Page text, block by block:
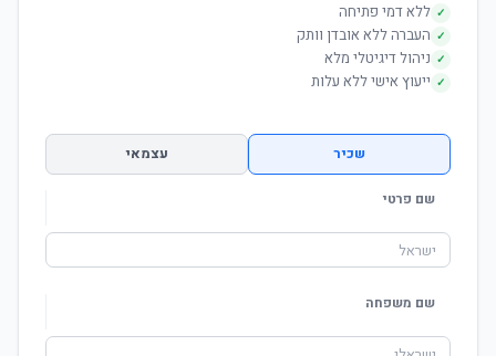
✓ ללא דמי פתיחה
✓ העברה ללא אובדן וותק
✓ ניהול דיגיטלי מלא
✓ ייעוץ אישי ללא עלות
שכיר עצמאי
שם פרטי
שם משפחה